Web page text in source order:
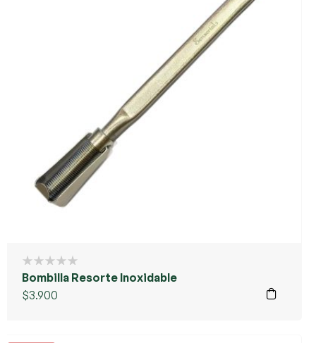
Bombilla Resorte Inoxidable
$3.900